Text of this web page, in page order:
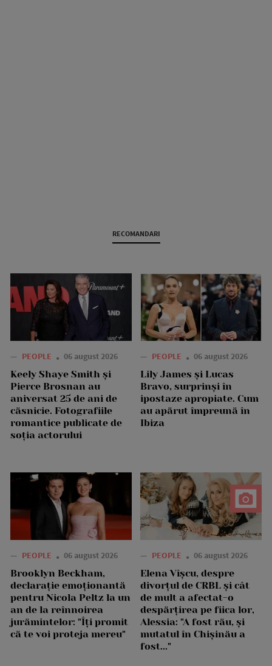
RECOMANDARI
— PEOPLE 06 august 2026
Keely Shaye Smith și
Pierce Brosnan au
aniversat 25 de ani de
căsnicie. Fotografiile
romantice publicate de
soția actorului
— PEOPLE 06 august 2026
Lily James și Lucas
Bravo, surprinși în
ipostaze apropiate. Cum
au apărut împreună în
Ibiza
— PEOPLE 06 august 2026
Brooklyn Beckham,
declarație emoționantă
pentru Nicola Peltz la un
an de la reînnoirea
jurămintelor: "Îți promit
că te voi proteja mereu"
— PEOPLE 06 august 2026
Elena Vîșcu, despre
divorțul de CRBL și cât
de mult a afectat-o
despărțirea pe fiica lor,
Alessia: "A fost rău, și
mutatul în Chișinău a
fost..."